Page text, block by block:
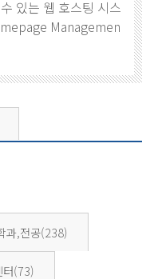
있는 웹 호스팅 시스
Managemen
과,전공(238)
(73)